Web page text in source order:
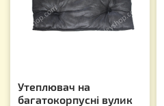
Утеплювач на
багатокорпусні вулик